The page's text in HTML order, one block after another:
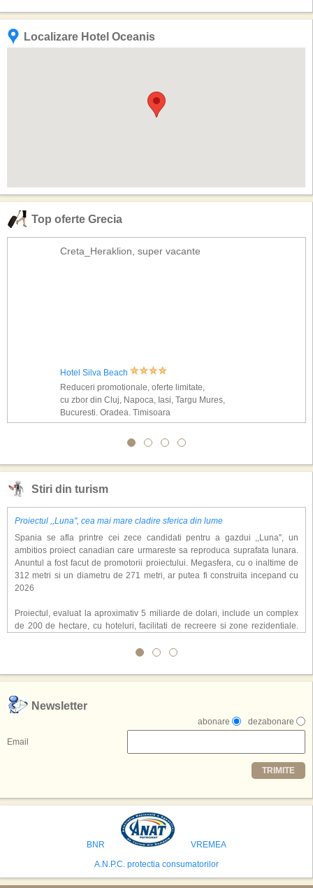
Localizare Hotel Oceanis
Top oferte Grecia
Creta_Heraklion, super vacante
Hotel Silva Beach
Reduceri promotionale, oferte limitate,
cu zbor din Cluj, Napoca, Iasi, Targu Mures,
Bucuresti, Oradea, Timisoara
Stiri din turism
Proiectul ,,Luna'', cea mai mare cladire sferica din lume
Spania se afla printre cei zece candidati pentru a gazdui ,,Luna'', un
ambitios proiect canadian care urmareste sa reproduca suprafata lunara.
Anuntul a fost facut de promotorii proiectului. Megasfera, cu o inaltime de
312 metri si un diametru de 271 metri, ar putea fi construita incepand cu
2026
Proiectul, evaluat la aproximativ 5 miliarde de dolari, include un complex
de 200 de hectare, cu hoteluri, facilitati de recreere si zone rezidentiale.
atragerea a pana la 10 milioane de turisti anual. �Luna� ar putea deveni
exclusiv simularea suprafetei lunare.
,,Credem ca exista sanse mari sa anuntam nu doar o locatie, ci poate mai
multe'', a declarat Michael R. Henderson, cofondator al Moon World
Resorts, citat de Gulf News. Potrivit acestuia, 2026 ar putea deveni un an
decisiv pentru reali zarea proiectului.
Printre celelalte tari care concureaza pentru a gazdui aceasta constructie
se numara Australia, Brazilia, China, Egipt, India, Polonia, Thailanda,
avea cele mai mari sanse de a castiga licitatia. Totusi, Spania, care se
preconizeaza ca va deveni a doua cea mai vizitata tara din lume in 2025,
isi bazeaza oferta pe infrastructura turistica solida si capacitatea hoteliera."
Newsletter
dezabonare
abonare
Email
TRIMITE
BNR
VREMEA
A.N.P.C. protectia consumatorilor